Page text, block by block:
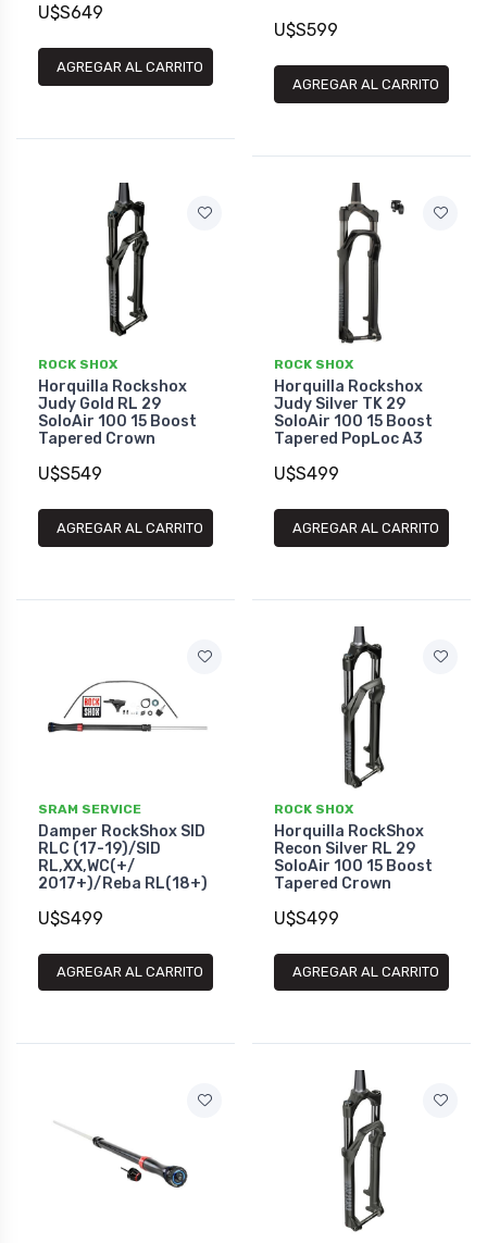
U$S649
AGREGAR AL CARRITO
U$S599
AGREGAR AL CARRITO
ROCK SHOX
Horquilla Rockshox
Judy Gold RL 29
SoloAir 100 15 Boost
Tapered Crown
U$S549
AGREGAR AL CARRITO
ROCK SHOX
Horquilla Rockshox
Judy Silver TK 29
SoloAir 100 15 Boost
Tapered PopLoc A3
U$S499
AGREGAR AL CARRITO
SRAM SERVICE
Damper RockShox SID
RLC (17-19)/SID
RL,XX,WC(+/
2017+)/Reba RL(18+)
U$S499
AGREGAR AL CARRITO
ROCK SHOX
Horquilla RockShox
Recon Silver RL 29
SoloAir 100 15 Boost
Tapered Crown
U$S499
AGREGAR AL CARRITO